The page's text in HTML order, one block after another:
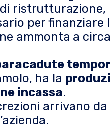
ristrutturazione,
per finanziare
ammonta a
ha la
incassa.
arrivano da